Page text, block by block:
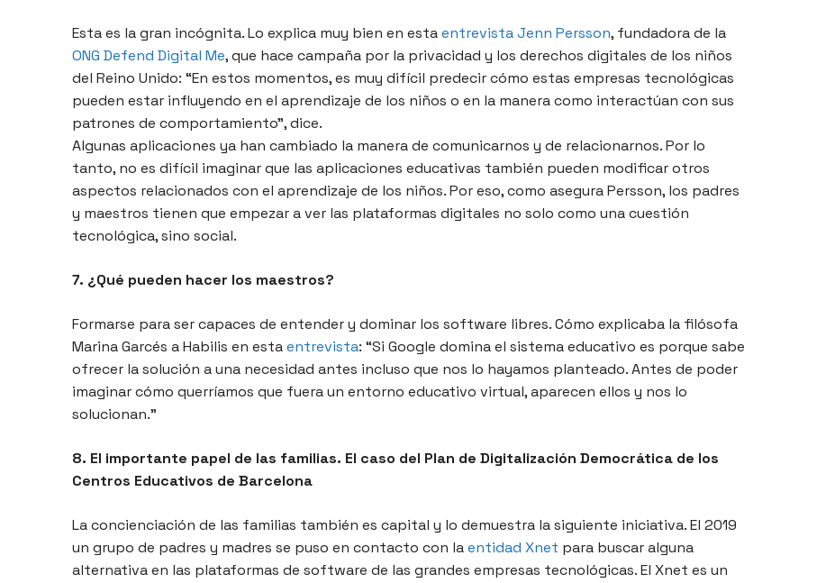
Esta es la gran incógnita. Lo explica muy bien en estaentrevista Jenn Persson, fundadora de la
ONG Defend Digital Me, que hace campaña por la privacidad y los derechos digitales de los niños
del Reino Unido: “En estos momentos, es muy difícil predecir cómo estas empresas tecnológicas
pueden estar influyendo en el aprendizaje de los niños o en la manera como interactúan con sus
patrones de comportamiento”, dice.
Algunas aplicaciones ya han cambiado la manera de comunicarnos y de relacionarnos. Por lo
tanto, no es difícil imaginar que las aplicaciones educativas también pueden modificar otros
aspectos relacionados con el aprendizaje de los niños. Por eso, como asegura Persson, los padres
y maestros tienen que empezar a ver las plataformas digitales no solo como una cuestión
tecnológica, sino social.
7. ¿Qué pueden hacer los maestros?
Formarse para ser capaces de entender y dominar los software libres. Cómo explicaba la filósofa
Marina Garcés a Habilis en estaentrevista: “Si Google domina el sistema educativo es porque sabe
ofrecer la solución a una necesidad antes incluso que nos lo hayamos planteado. Antes de poder
imaginar cómo querríamos que fuera un entorno educativo virtual, aparecen ellos y nos lo
solucionan.”
8. El importante papel de las familias. El caso del Plan de Digitalización Democrática de los
Centros Educativos de Barcelona
La concienciación de las familias también es capital y lo demuestra la siguiente iniciativa. El 2019
un grupo de padres y madres se puso en contacto con laentidad Xnet para buscar alguna
alternativa en las plataformas de software de las grandes empresas tecnológicas. El Xnet es un